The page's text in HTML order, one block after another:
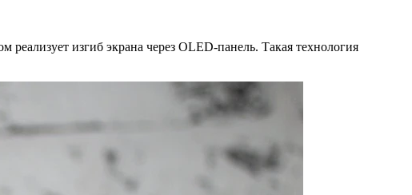
изгиб экрана через OLED-панель. Такая технология